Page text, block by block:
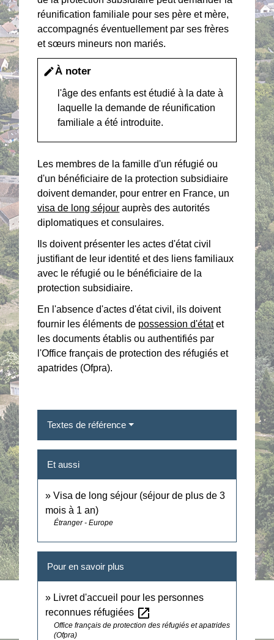
réunification familiale pour ses père et mère,
accompagnés éventuellement par ses frères
et sœurs mineurs non mariés.
editÀ noter
l'âge des enfants est étudié à la date à
laquelle la demande de réunification
familiale a été introduite.
Les membres de la famille d'un réfugié ou
d'un bénéficiaire de la protection subsidiaire
doivent demander, pour entrer en France, un
visa de long séjour auprès des autorités
diplomatiques et consulaires.
Ils doivent présenter les actes d'état civil
justifiant de leur identité et des liens familiaux
avec le réfugié ou le bénéficiaire de la
protection subsidiaire.
En l'absence d'actes d'état civil, ils doivent
fournir les éléments de possession d'étatet
les documents établis ou authentifiés par
l'Office français de protection des réfugiés et
apatrides (Ofpra).
Textes de référence
Et aussi
Visa de long séjour (séjour de plus de 3
mois à 1 an)
Étranger - Europe
Pour en savoir plus
Livret d'accueil pour les personnes
reconnues réfugiées open_in_new
Office français de protection des réfugiés et apatrides
(Ofpra)